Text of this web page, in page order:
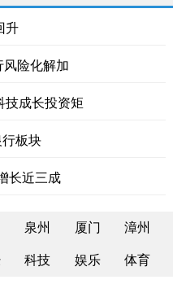
升
风险化解加
技成长投资矩
行板块
长近三成
泉州 厦门 漳州
科技 娱乐 体育